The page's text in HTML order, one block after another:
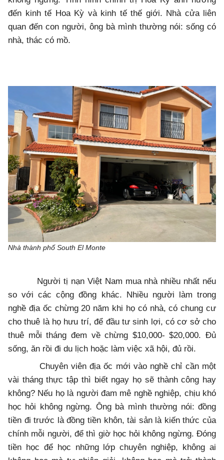
đến kinh tế Hoa Kỳ và kinh tế thế giới. Nhà cửa liên
quan đến con người, ông bà mình thường nói: sống có
nhà, thác có mồ.
Nhà thành phố South El Monte
Người tị nạn Việt Nam mua nhà nhiều nhất nếu
so với các cộng đồng khác. Nhiều người làm trong
nghề địa ốc chừng 20 năm khi họ có nhà, có chung cư
cho thuê là họ hưu trí, để đầu tư sinh lợi, có cơ sở cho
thuê mỗi tháng đem về chừng $10,000- $20,000. Đủ
sống, ăn rồi đi du lịch hoặc làm việc xã hội, đủ rồi.
Chuyên viên địa ốc mới vào nghề chỉ cần một
vài tháng thực tập thì biết ngay họ sẽ thành công hay
không? Nếu họ là người đam mê nghề nghiệp, chịu khó
học hỏi không ngừng. Ông bà mình thường nói: đồng
tiền đi trước là đồng tiền khôn, tài sản là kiến thức của
chính mỗi người, để thì giờ học hỏi không ngừng. Đóng
tiền học để học những lớp chuyên nghiệp, không ai